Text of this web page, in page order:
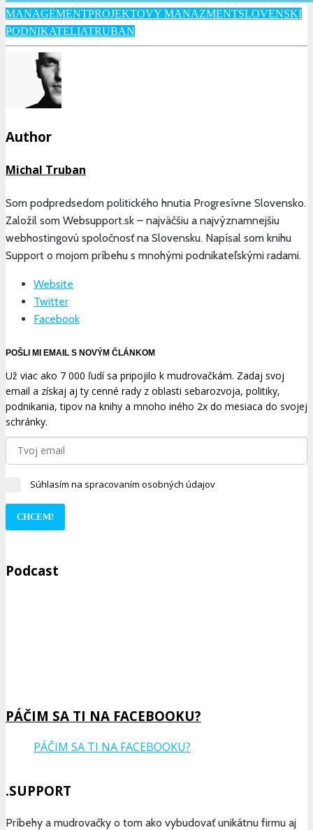
MANAGEMENTPROJEKTOVY MANAZMENTSLOVENSKI
PODNIKATELIATRUBAN
Author
Michal Truban
Som podpredsedom politického hnutia Progresívne Slovensko.
Založil som Websupport.sk – najväčšiu a najvýznamnejšiu
webhostingovú spoločnosť na Slovensku. Napísal som knihu
Support o mojom príbehu s mnohými podnikateľskými radami.
Website
Twitter
Facebook
POŠLI MI EMAIL S NOVÝM ČLÁNKOM
Už viac ako 7 000 ľudí sa pripojilo k mudrovačkám. Zadaj svoj
email a získaj aj ty cenné rady z oblasti sebarozvoja, politiky,
podnikania, tipov na knihy a mnoho iného 2x do mesiaca do svojej
schránky.
Súhlasím na spracovaním osobných údajov
CHCEM!
Podcast
Information
PÁČIM SA TI NA FACEBOOKU?
PÁČIM SA TI NA FACEBOOKU?
.SUPPORT
Príbehy a mudrovačky o tom ako vybudovať unikátnu firmu aj